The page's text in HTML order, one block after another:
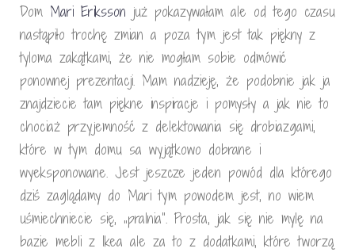
Dom Mari Eriksson już pokazywałam ale od tego czasu
nastąpiło trochę zmian a poza tym jest tak piękny z
tyloma zakątkami, że nie mogłam sobie odmówić
ponownej prezentacji. Mam nadzieję, że podobnie jak ja
znajdziecie tam piękne inspiracje i pomysły a jak nie to
chociaż przyjemność z delektowania się drobiazgami,
które w tym domu sa wyjątkowo dobrane i
wyeksponowane. Jest jeszcze jeden powód dla którego
dziś zaglądamy do Mari tym powodem jest, no wiem
uśmiechniecie się, „pralnia”. Prosta, jak się nie mylę na
bazie mebli z Ikea ale za to z dodatkami, które tworzą